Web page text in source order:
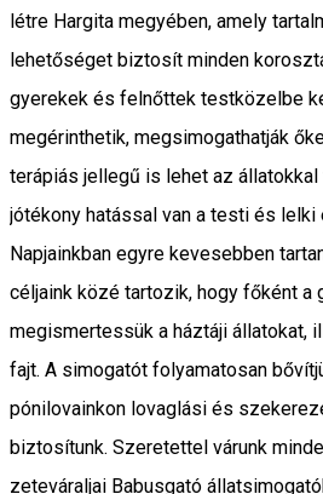
létre Hargita megyében, amely
lehetőséget biztosít minden
gyerekek és felnőttek testközelbe
megérinthetik, megsimogathatják
terápiás jellegű is lehet az
jótékony hatással van a testi és lelki
Napjainkban egyre kevesebben
céljaink közé tartozik, hogy főként a
megismertessük a háztáji állatokat,
fajt. A simogatót folyamatosan
pónilovainkon lovaglási és
biztosítunk. Szeretettel várunk
zeteváraljai Babusgató